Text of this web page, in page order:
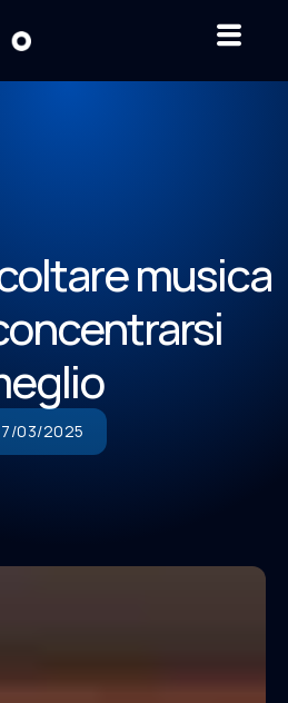
musica
03/2025